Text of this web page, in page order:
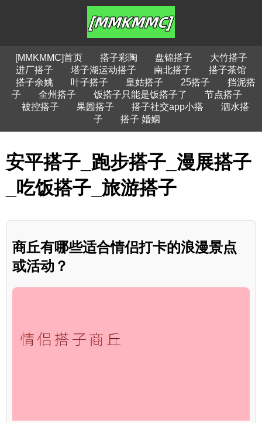
[MMKMMC]首页 搭子彩陶 盘锦搭子
大竹搭子
进厂搭子
塔子湖运动搭子 南北搭子
搭子茶馆
搭子余姚
叶子搭子 皇姑搭子 25搭子
挡泥搭
子
全州搭子 饭搭子只能是饭搭子了
节点搭子
被控搭子
果园搭子 搭子社交app小搭
泗水搭
子
搭子 婚姻
安平搭子_跑步搭子_漫展搭子
_吃饭搭子_旅游搭子
商丘有哪些适合情侣打卡的浪漫景点
或活动？